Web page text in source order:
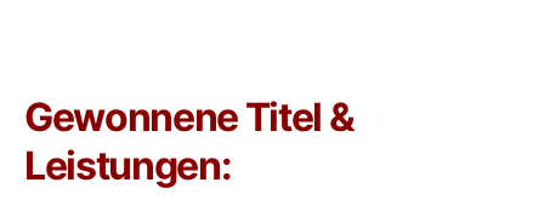
Gewonnene Titel &
Leistungen: